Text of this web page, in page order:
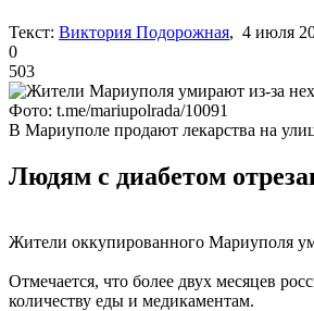
Текст: Виктория Подорожная, 4 июля
0
503
Фото: t.me/mariupolrada/10091
В Мариуполе продают лекарства на
Людям с диабетом
Жители оккупированного Мариуполя
Отмечается, что более двух месяцев
количеству еды и медикаментам.